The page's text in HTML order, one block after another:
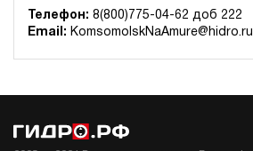
Телефон: 8(800)775-04-62 доб 222
Email: KomsomolskNaAmure@hidro.ru